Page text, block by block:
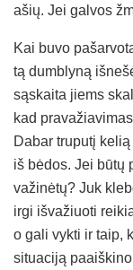
ašių. Jei galvos
Kai buvo
tą dumblyną
sąskaita jiems
kad
Dabar truputį
iš bėdos. Jei būtų
važinėtų? Juk
irgi išvažiuoti
o gali vykti ir taip,
situaciją